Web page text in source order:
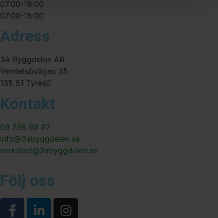
07:00-16:00
07:00-15:00
Adress
3A Byggdelen AB
Vendelsövägen 35
135 51 Tyresö
Kontakt
08 798 98 97
info@3abyggdelen.se
verkstad@3abyggdelen.se
Följ oss